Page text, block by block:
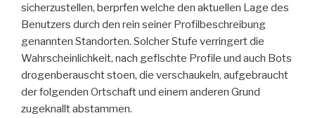
sicherzustellen, berprfen welche den aktuellen Lage des
Benutzers durch den rein seiner Profilbeschreibung
genannten Standorten. Solcher Stufe verringert die
Wahrscheinlichkeit, nach geflschte Profile und auch Bots
drogenberauscht stoen, die verschaukeln, aufgebraucht
der folgenden Ortschaft und einem anderen Grund
zugeknallt abstammen.